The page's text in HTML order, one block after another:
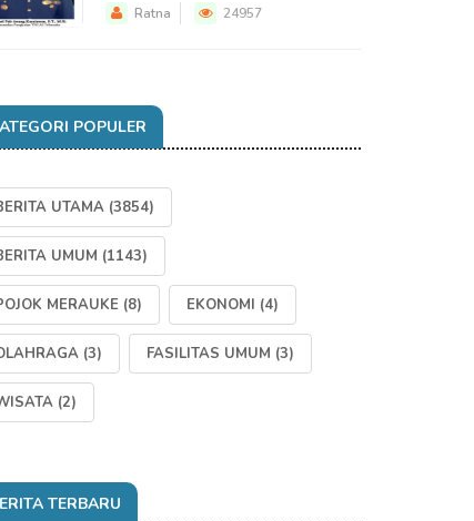
Ratna 24957
POPULER
UTAMA (3854)
UMUM (1143)
MERAUKE (8) EKONOMI (4)
(3) FASILITAS UMUM (3)
(2)
TERBARU